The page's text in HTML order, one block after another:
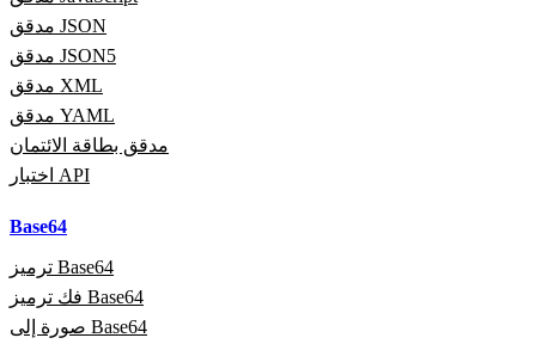
مدقق JSON
مدقق JSON5
مدقق XML
مدقق YAML
مدقق بطاقة الائتمان
اختبار API
Base64
ترميز Base64
فك ترميز Base64
صورة إلى Base64